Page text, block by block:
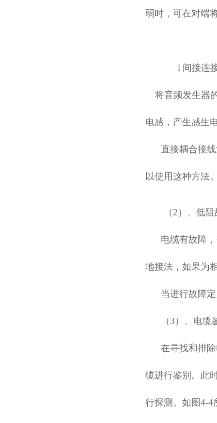
弱时，可在对端
l 间接连
将音频发生器
电感，产生感生
直接耦合接
以使用这种方法
（2）、低
电缆有故障
地接法，如果为
当进行故障
（3）、电缆
在寻找和排
缆进行鉴别。此
行探测。如图4-4